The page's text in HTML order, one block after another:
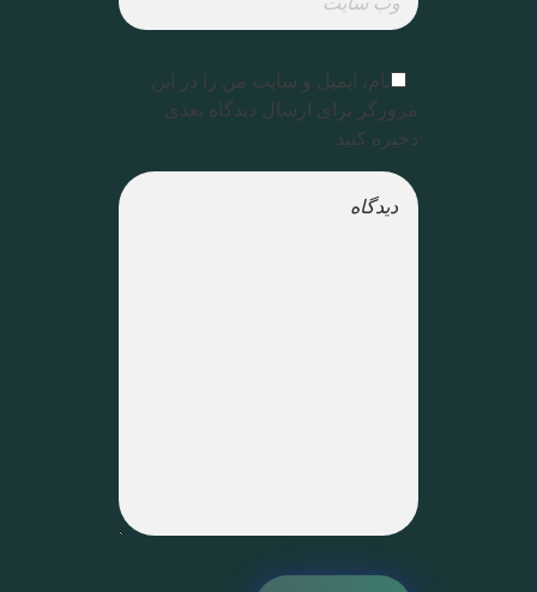
نام، ایمیل و سایت من را در این
مرورگر برای ارسال دیدگاه بعدی
ذخیره کنید.